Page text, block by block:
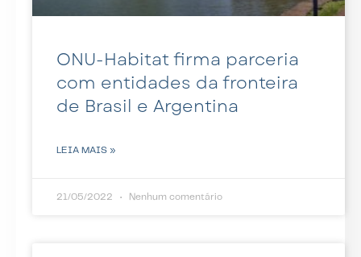
ONU-Habitat firma parceria
com entidades da fronteira
de Brasil e Argentina
LEIA MAIS »
21/05/2022 Nenhum comentário